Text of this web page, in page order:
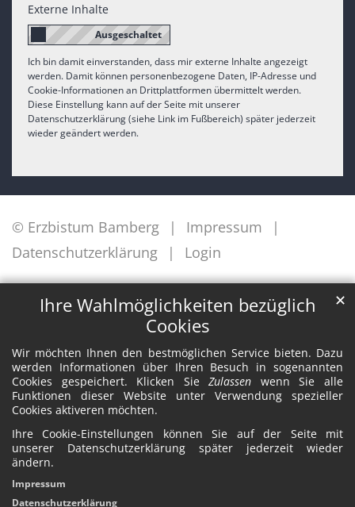
Ihre Wahlmöglichkeiten bezüglich
Cookies
Wir möchten Ihnen den bestmöglichen Service bieten. Dazu
werden Informationen über Ihren Besuch in sogenannten
Cookies gespeichert. Klicken SieZulassen wenn Sie alle
Funktionen dieser Website unter Verwendung spezieller
Cookies aktiveren möchten.
Ihre Cookie-Einstellungen können Sie auf der Seite mit
unserer Datenschutzerklärung später jederzeit wieder
ändern.
✕
Impressum
Datenschutzerklärung
Externe Inhalte
Ich bin damit einverstanden, dass mir externe Inhalte angezeigt
werden. Damit können personenbezogene Daten, IP-Adresse und
Cookie-Informationen an Drittplattformen übermittelt werden.
Diese Einstellung kann auf der Seite mit unserer
Datenschutzerklärung (siehe Link im Fußbereich) später jederzeit
wieder geändert werden.
© Erzbistum Bamberg
Impressum
Datenschutzerklärung
Login